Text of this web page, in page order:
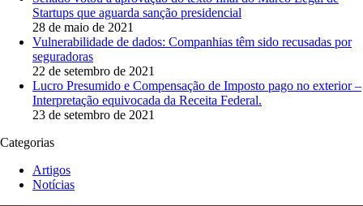
Startups que aguarda sanção presidencial
28 de maio de 2021
Vulnerabilidade de dados: Companhias têm sido recusadas por
seguradoras
22 de setembro de 2021
Lucro Presumido e Compensação de Imposto pago no exterior –
Interpretação equivocada da Receita Federal.
23 de setembro de 2021
Categorias
Artigos
Notícias